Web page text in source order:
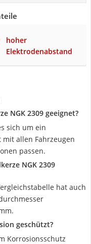
hoher
Elektrodenabstand
NGK 2309 geeignet?
sich um ein
mit allen Fahrzeugen
passen.
NGK 2309
hat auch
geschützt?
Korrosionsschutz